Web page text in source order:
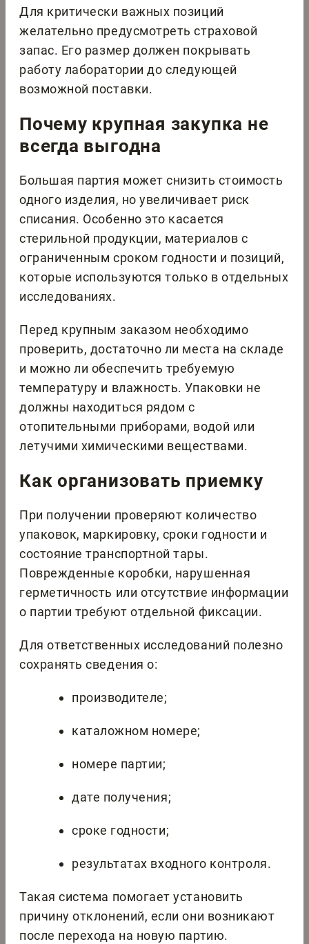
Для критически важных позиций
желательно предусмотреть страховой
запас. Его размер должен покрывать
работу лаборатории до следующей
возможной поставки.
Почему крупная закупка не
всегда выгодна
Большая партия может снизить стоимость
одного изделия, но увеличивает риск
списания. Особенно это касается
стерильной продукции, материалов с
ограниченным сроком годности и позиций,
которые используются только в отдельных
исследованиях.
Перед крупным заказом необходимо
проверить, достаточно ли места на складе
и можно ли обеспечить требуемую
температуру и влажность. Упаковки не
должны находиться рядом с
отопительными приборами, водой или
летучими химическими веществами.
Как организовать приемку
При получении проверяют количество
упаковок, маркировку, сроки годности и
состояние транспортной тары.
Поврежденные коробки, нарушенная
герметичность или отсутствие информации
о партии требуют отдельной фиксации.
Для ответственных исследований полезно
сохранять сведения о:
производителе;
каталожном номере;
номере партии;
дате получения;
сроке годности;
результатах входного контроля.
Такая система помогает установить
причину отклонений, если они возникают
после перехода на новую партию.